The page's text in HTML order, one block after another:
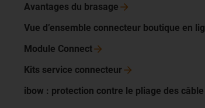
Avantages du brasage
Vue d’ensemble connecteur boutique en
Module Connect
Kits service connecteur
ibow : protection contre le pliage des câble